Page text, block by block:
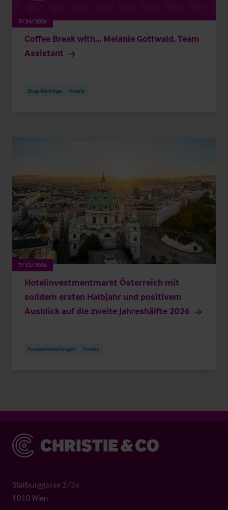
7/24/2026
Coffee Break with... Melanie Gottwald, Team
Assistant
Blog-Beiträge Hotels
7/12/2026
Hotelinvestmentmarkt Österreich mit
solidem ersten Halbjahr und positivem
Ausblick auf die zweite Jahreshälfte 2026
Pressemitteilungen Hotels
Christie & Co
Stallburggasse 2/3a
1010 Wien